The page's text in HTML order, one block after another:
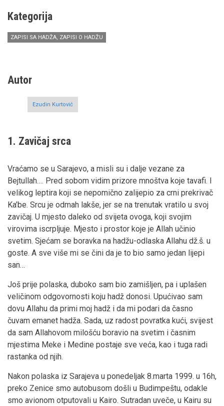
Kategorija
ZAPISI SA HADŽA, ZAPISI O HADŽU
Autor
Ezudin Kurtović
1. Zavičaj srca
Vraćamo se u Sarajevo, a misli su i dalje vezane za
Bejtullah…. Pred sobom vidim prizore mnoštva koje tavafi. I
velikog leptira koji se nepomično zalijepio za crni prekrivač
Ka’be. Srcu je odmah lakše, jer se na trenutak vratilo u svoj
zavičaj. U mjesto daleko od svijeta ovoga, koji svojim
virovima iscrpljuje. Mjesto i prostor koje je Allah učinio
svetim. Sjećam se boravka na hadžu-odlaska Allahu dž.š. u
goste. A sve više mi se čini da je to bio samo jedan lijepi
san…
Još prije polaska, duboko sam bio zamišljen, pa i uplašen
veličinom odgovornosti koju hadž donosi. Upućivao sam
dovu Allahu da primi moj hadž i da mi podari da časno
čuvam emanet hadža. Sada, uz radost povratka kući, svijest
da sam Allahovom milošću boravio na svetim i časnim
mjestima Meke i Medine postaje sve veća, kao i tuga radi
rastanka od njih.
Nakon polaska iz Sarajeva u ponedeljak 8.marta 1999. u 16h,
preko Zenice smo autobusom došli u Budimpeštu, odakle
smo avionom otputovali u Kairo. Sutradan uveče, u Kairu su